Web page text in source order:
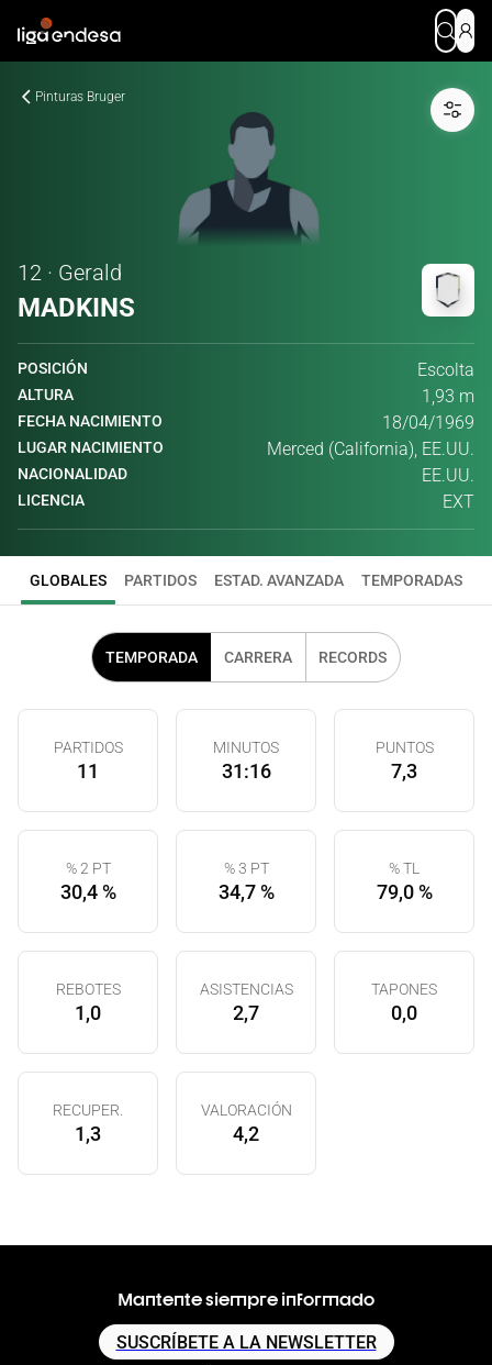
Pinturas Bruger
12 · Gerald
MADKINS
POSICIÓN Escolta
ALTURA 1,93 m
FECHA NACIMIENTO 18/04/1969
LUGAR NACIMIENTO Merced (California), EE.UU.
NACIONALIDAD EE.UU.
LICENCIA EXT
GLOBALES PARTIDOS ESTAD. AVANZADA TEMPORADAS
TEMPORADA CARRERA RECORDS
PARTIDOS
11
MINUTOS
31:16
PUNTOS
7,3
% 2 PT
30,4 %
% 3 PT
34,7 %
% TL
79,0 %
REBOTES
1,0
ASISTENCIAS
2,7
TAPONES
0,0
RECUPER.
1,3
VALORACIÓN
4,2
Mantente siempre informado
SUSCRÍBETE A LA NEWSLETTER